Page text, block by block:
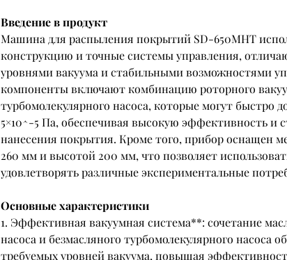
Введение в продукт
Машина для распыления покрытий SD-650MHT
конструкцию и точные системы управления,
уровнями вакуума и стабильными возможностями
компоненты включают комбинацию роторного
турбомолекулярного насоса, которые могут быстро
5×10^-5 Па, обеспечивая высокую эффективность и
нанесения покрытия. Кроме того, прибор оснащен
260 мм и высотой 200 мм, что позволяет
удовлетворять различные экспериментальные
Основные характеристики
1. Эффективная вакуумная система**: сочетание
насоса и безмасляного турбомолекулярного насоса
требуемых уровней вакуума, повышая